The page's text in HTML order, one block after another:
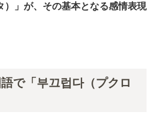
）」が、その基本となる感情表現
で「부끄럽다（プクロ